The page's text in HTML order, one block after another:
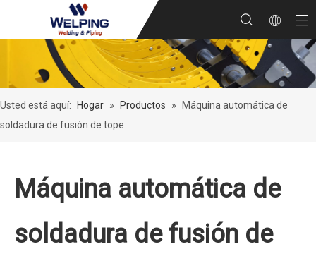
Usted está aquí: Hogar » Productos »
Máquina automática de
soldadura de fusión de tope
Máquina automática de
soldadura de fusión de